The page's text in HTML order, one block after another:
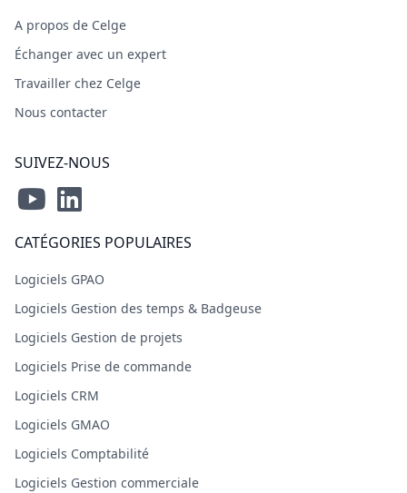
A propos de Celge
Échanger avec un expert
Travailler chez Celge
Nous contacter
SUIVEZ-NOUS
CATÉGORIES POPULAIRES
Logiciels GPAO
Logiciels Gestion des temps & Badgeuse
Logiciels Gestion de projets
Logiciels Prise de commande
Logiciels CRM
Logiciels GMAO
Logiciels Comptabilité
Logiciels Gestion commerciale